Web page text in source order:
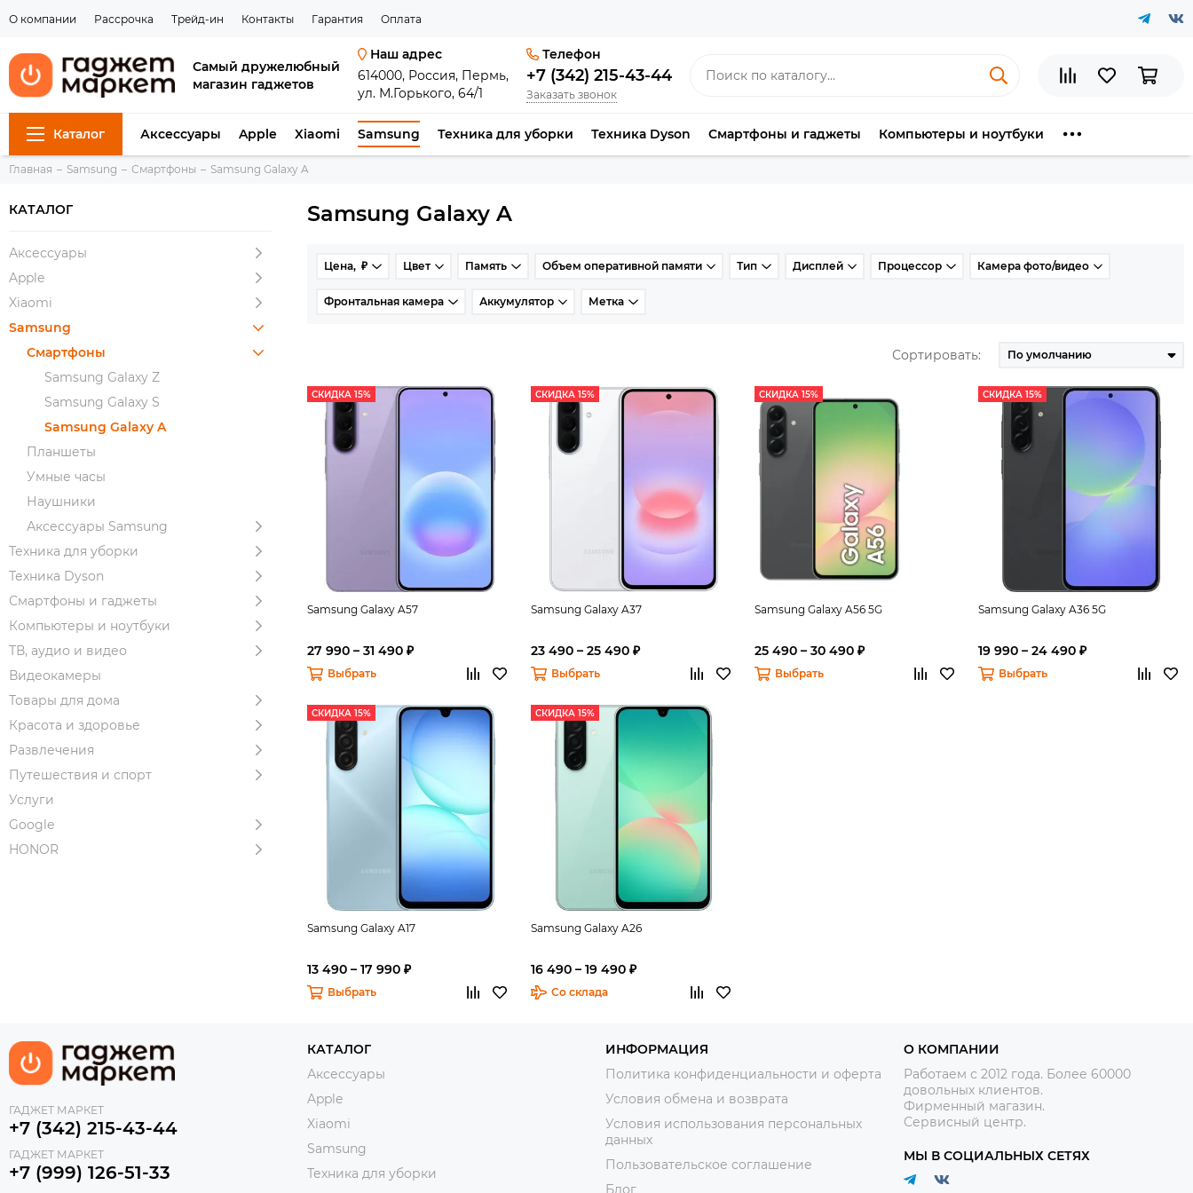
О компании Рассрочка Трейд-ин Контакты Гарантия Оплата
Самый дружелюбный
магазин гаджетов
Наш адрес
614000, Россия, Пермь,
ул. М.Горького, 64/1
Телефон
+7 (342) 215-43-44
Заказать звонок
Каталог Аксессуары Apple Xiaomi Samsung Техника для уборки Техника Dyson Смартфоны и гаджеты Компьютеры и ноутбуки
Главная Samsung Смартфоны Samsung Galaxy A
КАТАЛОГ
Аксессуары
Apple
Xiaomi
Samsung
Смартфоны
Samsung Galaxy Z
Samsung Galaxy S
Samsung Galaxy A
Планшеты
Умные часы
Наушники
Аксессуары Samsung
Техника для уборки
Техника Dyson
Смартфоны и гаджеты
Компьютеры и ноутбуки
ТВ, аудио и видео
Видеокамеры
Товары для дома
Красота и здоровье
Развлечения
Путешествия и спорт
Услуги
Google
HONOR
Samsung Galaxy A
Цена, ₽ Цвет Память Объем оперативной памяти Тип Дисплей Процессор Камера фото/видео
Фронтальная камера Аккумулятор Метка
Сортировать:
СКИДКА 15%
Samsung Galaxy A57
27 990 – 31 490 ₽
Выбрать
СКИДКА 15%
Samsung Galaxy A37
23 490 – 25 490 ₽
Выбрать
СКИДКА 15%
Samsung Galaxy A56 5G
25 490 – 30 490 ₽
Выбрать
СКИДКА 15%
Samsung Galaxy A36 5G
19 990 – 24 490 ₽
Выбрать
СКИДКА 15%
Samsung Galaxy A17
13 490 – 17 990 ₽
Выбрать
СКИДКА 15%
Samsung Galaxy A26
16 490 – 19 490 ₽
Со склада
ГАДЖЕТ МАРКЕТ
+7 (342) 215-43-44
ГАДЖЕТ МАРКЕТ
+7 (999) 126-51-33
КАТАЛОГ
Аксессуары
Apple
Xiaomi
Samsung
Техника для уборки
ИНФОРМАЦИЯ
Политика конфиденциальности и оферта
Условия обмена и возврата
Условия использования персональных
данных
Пользовательское соглашение
Блог
О КОМПАНИИ
Работаем с 2012 года. Более 60000
довольных клиентов.
Фирменный магазин.
Сервисный центр.
МЫ В СОЦИАЛЬНЫХ СЕТЯХ